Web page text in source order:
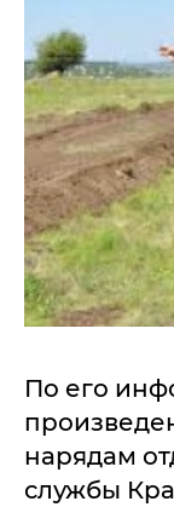
По его
нарядам
службы